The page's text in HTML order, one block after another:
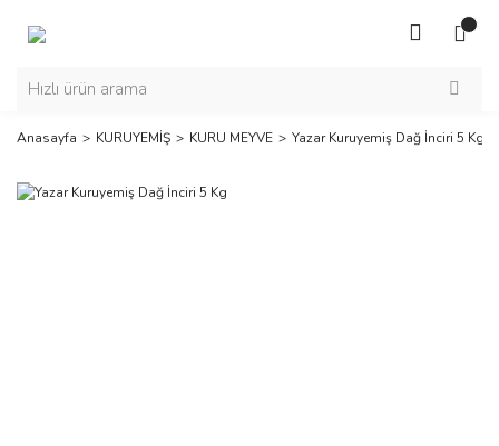
Anasayfa KURUYEMİŞ KURU MEYVE Yazar Kuruyemiş Dağ İnciri 5 Kg